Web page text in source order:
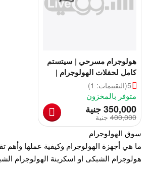
هولوجرام مسرحي | سيتستم
كامل لحفلات الهولوجرام |
هولوجرام أم كلثوم | هولوجرام
حفلات
5(التقييمات: 1)
متوفر بالمخزون
جنية350,000
جنية 400,000
سوق الهولوجرام
ما هي أجهزة الهولوجرام وكيفية عملها وأهم
هولوجرام الشبكى او اسكرينة الهولوجرام